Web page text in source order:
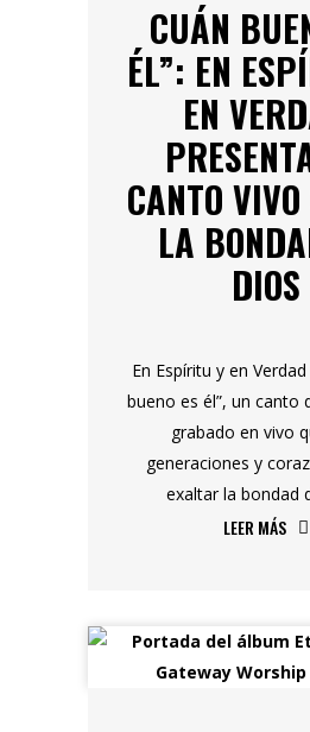
CUÁN
ÉL”: EN
EN
CANTO
LA
DIOS
En Espíritu y en Verdad
bueno es él”, un canto
grabado en vivo
generaciones y
exaltar la bondad
LEER MÁS